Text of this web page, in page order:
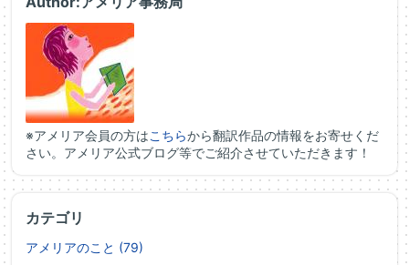
※アメリア会員の方はこちらから翻訳作品の情報をお寄せくだ
さい。アメリア公式ブログ等でご紹介させていただきます！
カテゴリ
アメリアのこと (79)